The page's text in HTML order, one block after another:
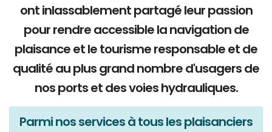
ont inlassablement partagé leur passion
pour rendre accessible la navigation de
plaisance et le tourisme responsable et de
qualité au plus grand nombre d'usagers de
nos ports et des voies hydrauliques.
Parmi nos services à tous les plaisanciers